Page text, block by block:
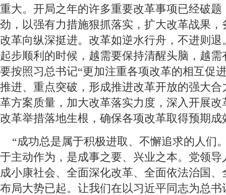
重大。开局之年的许多重要改革事项已经破
劲，以强有力措施狠抓落实，扩大改革战果
改革向纵深挺进。改革如逆水行舟，不进则
起步顺利的时候，越需要保持清醒头脑，越
要按照习总书记“更加注重各项改革的相互促
推进、重点突破，形成推进改革开放的强大合
革方案质量，加大改革落实力度，深入开展
改革举措落地生根，确保各项改革取得预期成
“成功总是属于积极进取、不懈追求的人们
于主动作为，是成事之要、兴业之本。党领
成小康社会、全面深化改革、全面依法治国
布局大势已起。让我们在以习近平同志为总